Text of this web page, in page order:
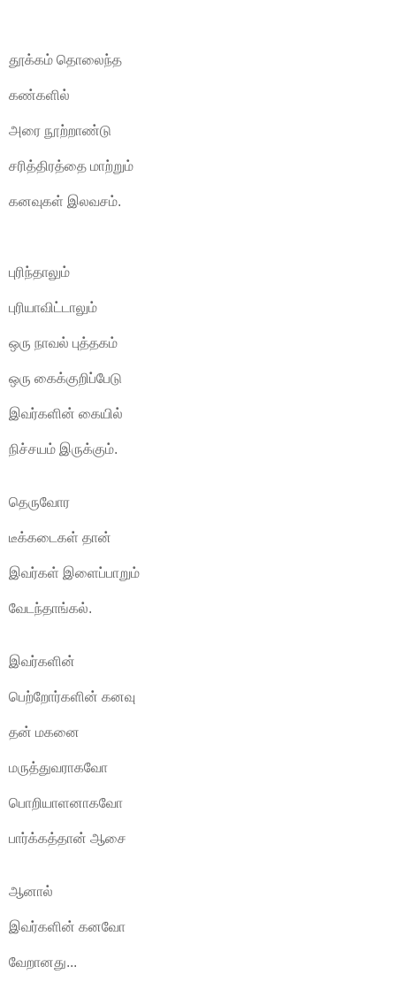
தூக்கம் தொலைந்த
கண்களில்
அரை நூற்றாண்டு
சரித்திரத்தை மாற்றும்
கனவுகள் இலவசம்.
புரிந்தாலும்
புரியாவிட்டாலும்
ஒரு நாவல் புத்தகம்
ஒரு கைக்குறிப்பேடு
இவர்களின் கையில்
நிச்சயம் இருக்கும்.
தெருவோர
டீக்கடைகள் தான்
இவர்கள் இளைப்பாறும்
வேடந்தாங்கல்.
இவர்களின்
பெற்றோர்களின் கனவு
தன் மகனை
மருத்துவராகவோ
பொறியாளனாகவோ
பார்க்கத்தான் ஆசை
ஆனால்
இவர்களின் கனவோ
வேறானது...